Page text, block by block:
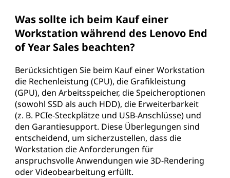
Was sollte ich beim Kauf einer
Workstation während des Lenovo End
of Year Sales beachten?
Berücksichtigen Sie beim Kauf einer Workstation
die Rechenleistung (CPU), die Grafikleistung
(GPU), den Arbeitsspeicher, die Speicheroptionen
(sowohl SSD als auch HDD), die Erweiterbarkeit
(z. B. PCIe-Steckplätze und USB-Anschlüsse) und
den Garantiesupport. Diese Überlegungen sind
entscheidend, um sicherzustellen, dass die
Workstation die Anforderungen für
anspruchsvolle Anwendungen wie 3D-Rendering
oder Videobearbeitung erfüllt.